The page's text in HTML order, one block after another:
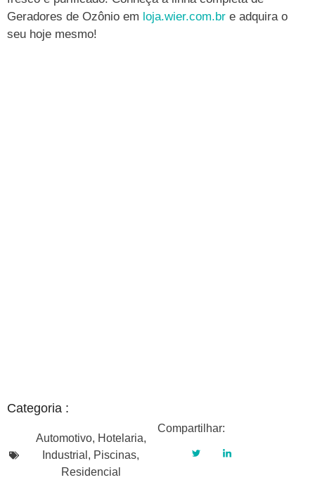
Geradores de Ozônio em loja.wier.com.br e adquira o
seu hoje mesmo!
Categoria :
Automotivo, Hotelaria,
Industrial , Piscinas,
Residencial
Compartilhar: